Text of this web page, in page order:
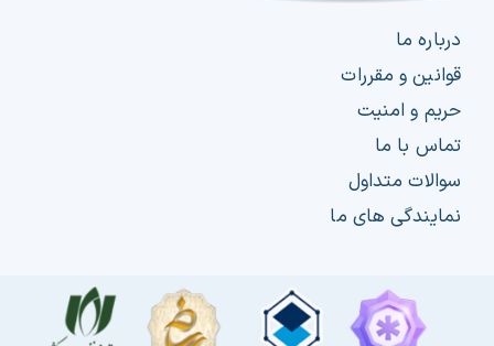
درباره ما
قوانین و مقررات
حریم و امنیت
تماس با ما
سوالات متداول
نمایندگی های ما